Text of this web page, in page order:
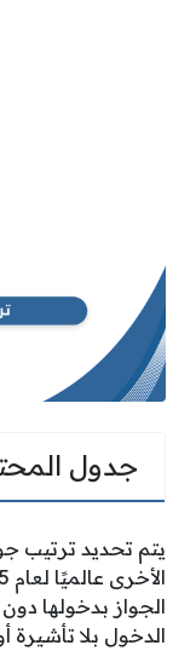
جدول
يتم تحديد ترتيب
الجواز بدخولها
الدخول بلا تأشيرة